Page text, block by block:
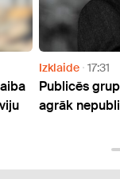
un
dziesmu